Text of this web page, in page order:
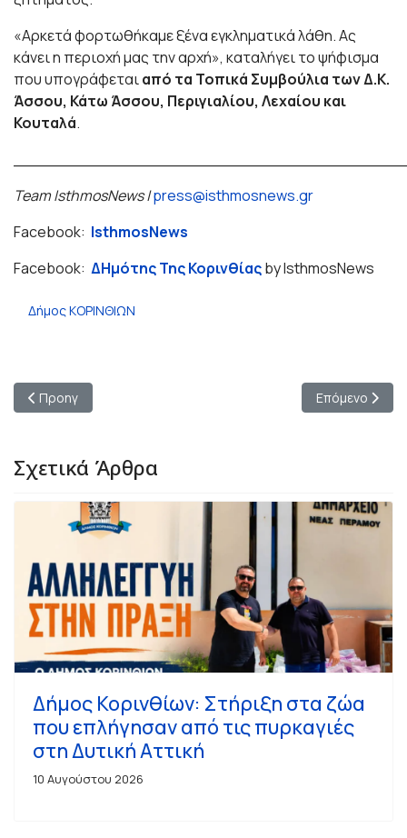
«Αρκετά φορτωθήκαμε ξένα εγκληματικά λάθη. Ας
κάνει η περιοχή μας την αρχή», καταλήγει το ψήφισμα
που υπογράφεταιαπό τα Τοπικά Συμβούλια των Δ.Κ.
Άσσου, Κάτω Άσσου, Περιγιαλίου, Λεχαίου και
Κουταλά.
Team IsthmosNews |press@isthmosnews.gr
Facebook: IsthmosNews
Facebook: ΔΗμότης Της Κορινθίαςby IsthmosNews
Δήμος ΚΟΡΙΝΘΙΩΝ
Προηγούμενο άρθρο: ΚΟΙΝΩΝΙΚΑ ΦΡΟΝΤΙΣΤΗΡΙΑ ΔΗΜΟΥ
Προηγ Επόμενο
Επόμενο
Σχετικά Άρθρα
Δήμος Κορινθίων: Στήριξη στα ζώα
που επλήγησαν από τις πυρκαγιές
στη Δυτική Αττική
10 Αυγούστου 2026